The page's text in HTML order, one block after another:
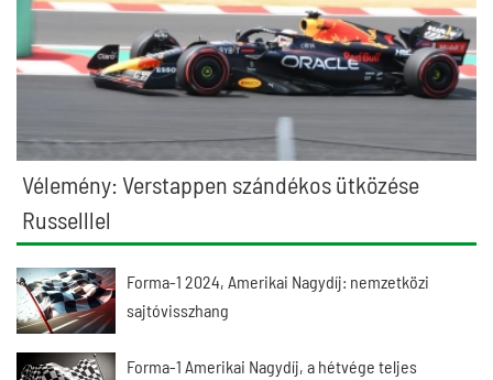
Vélemény: Verstappen szándékos ütközése
Russelllel
Forma-1 2024, Amerikai Nagydíj: nemzetközi
sajtóvisszhang
Forma-1 Amerikai Nagydíj, a hétvége teljes